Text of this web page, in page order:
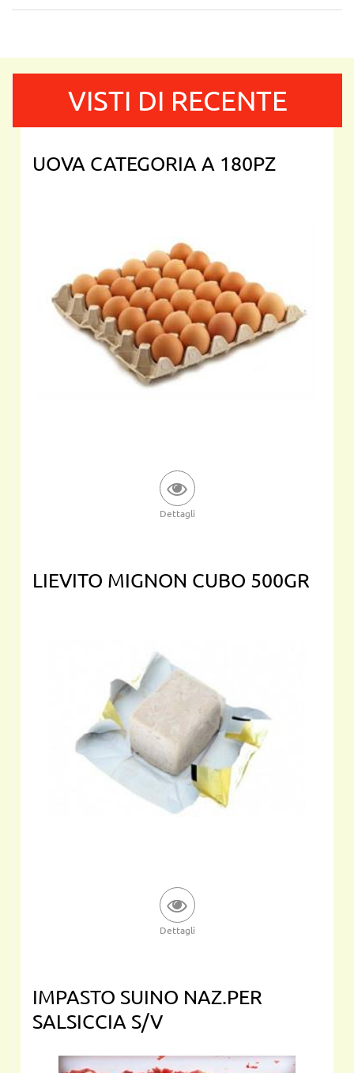
VISTI DI RECENTE
UOVA CATEGORIA A 180PZ
Dettagli
LIEVITO MIGNON CUBO 500GR
Dettagli
IMPASTO SUINO NAZ.PER
SALSICCIA S/V